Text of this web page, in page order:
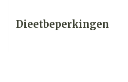
Dieetbeperkingen